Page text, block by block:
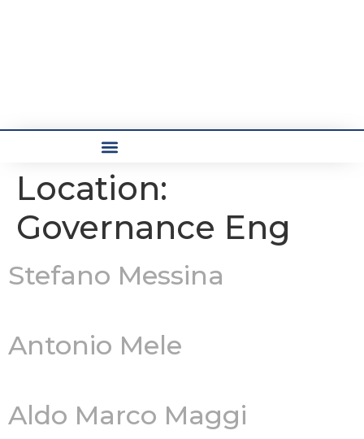
Location:
Governance Eng
Stefano Messina
Antonio Mele
Aldo Marco Maggi